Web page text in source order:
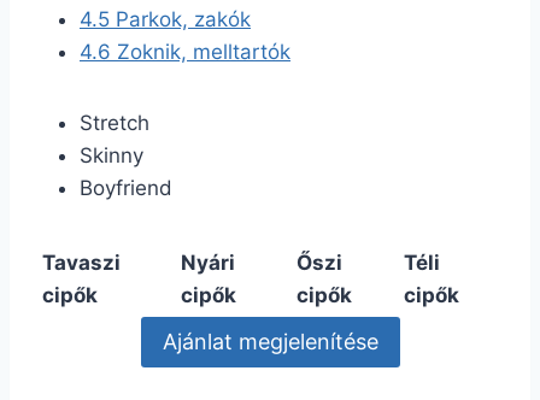
4.5 Parkok, zakók
4.6 Zoknik, melltartók
Stretch
Skinny
Boyfriend
Tavaszi
cipők
Nyári
cipők
Őszi
cipők
Téli
cipők